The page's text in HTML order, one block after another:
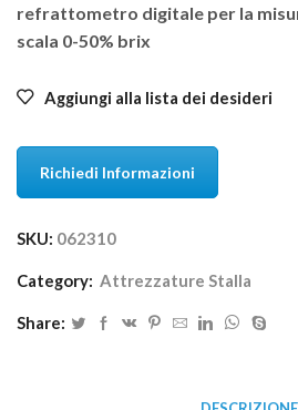
refrattometro digitale per la
scala 0-50% brix
Aggiungi alla lista dei desideri
Richiedi Informazioni
SKU: 062310
Category: Attrezzature Stalla
Share: